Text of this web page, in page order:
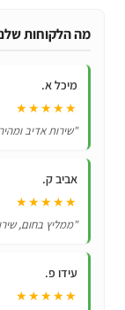
הייסנס
דגם
מה הלקוחות
מיכל א.
★★★★★
"שירות אדיב
אביב ק.
★★★★★
"ממליץ בחום,
עידו פ.
★★★★★